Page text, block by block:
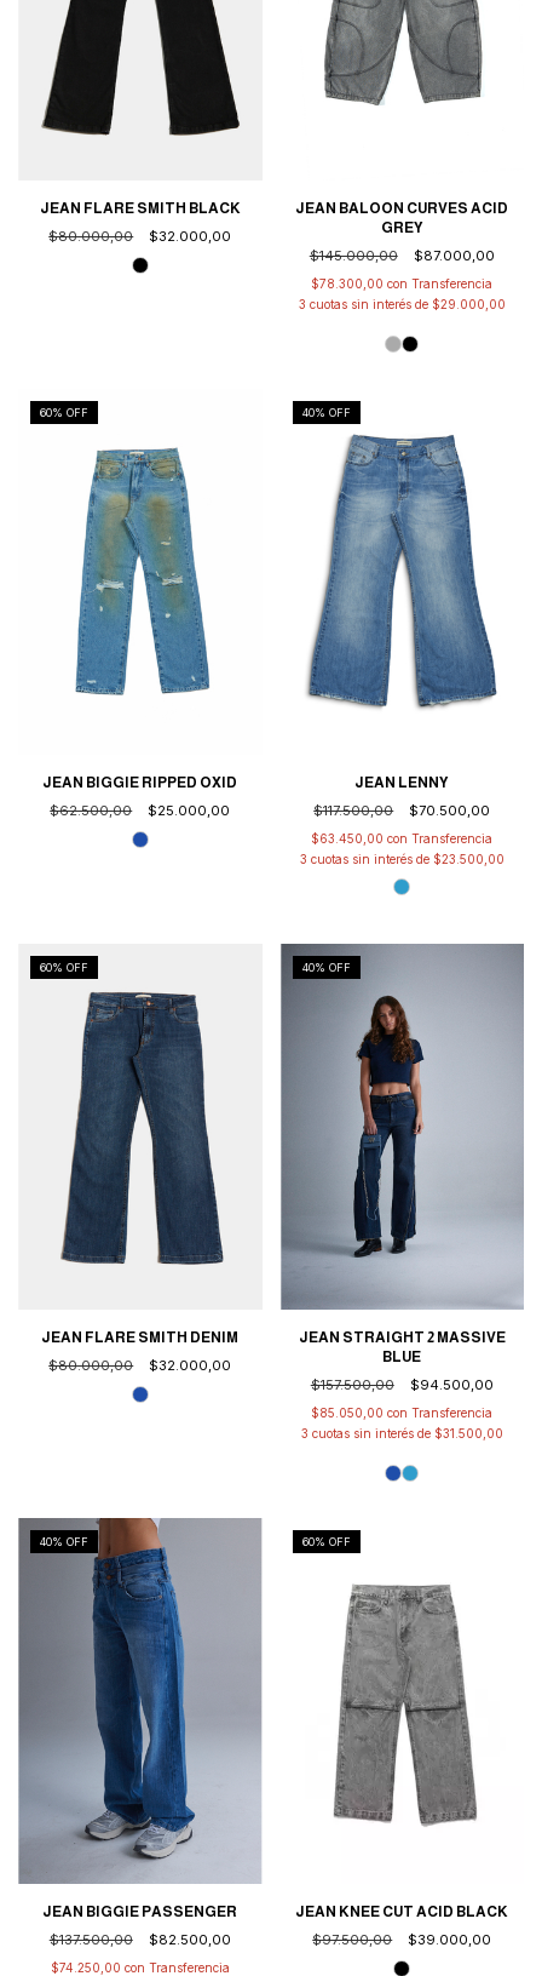
JEAN FLARE SMITH BLACK
$80.000,00
$32.000,00
JEAN BALOON CURVES ACID
GREY
$145.000,00
$87.000,00
$78.300,00con
3 cuotas sin interés de $29.000,00
60% OFF
JEAN BIGGIE RIPPED OXID
$62.500,00
$25.000,00
40% OFF
JEAN LENNY
$117.500,00
$70.500,00
$63.450,00con
3 cuotas sin interés de $23.500,00
60% OFF
JEAN FLARE SMITH DENIM
$80.000,00
$32.000,00
40% OFF
JEAN STRAIGHT 2 MASSIVE
BLUE
$157.500,00
$94.500,00
$85.050,00con
3 cuotas sin interés de $31.500,00
40% OFF
JEAN BIGGIE PASSENGER
$137.500,00
$82.500,00
$74.250,00 con
60% OFF
JEAN KNEE CUT ACID BLACK
$97.500,00
$39.000,00